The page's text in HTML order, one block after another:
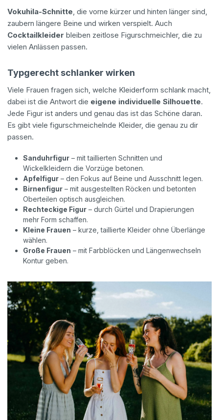
Vokuhila-Schnitte, die vorne kürzer und hinten länger sind,
zaubern längere Beine und wirken verspielt. Auch
Cocktailkleider bleiben zeitlose Figurschmeichler, die zu
vielen Anlässen passen.
Typgerecht schlanker wirken
Viele Frauen fragen sich, welche Kleiderform schlank macht,
dabei ist die Antwort die eigene individuelle Silhouette.
Jede Figur ist anders und genau das ist das Schöne daran.
Es gibt viele figurschmeichelnde Kleider, die genau zu dir
passen.
Sanduhrfigur – mit taillierten Schnitten und
Wickelkleidern die Vorzüge betonen.
Apfelfigur – den Fokus auf Beine und Ausschnitt legen.
Birnenfigur – mit ausgestellten Röcken und betonten
Oberteilen optisch ausgleichen.
Rechteckige Figur – durch Gürtel und Drapierungen
mehr Form schaffen.
Kleine Frauen – kurze, taillierte Kleider ohne Überlänge
wählen.
Große Frauen – mit Farbblöcken und Längenwechseln
Kontur geben.